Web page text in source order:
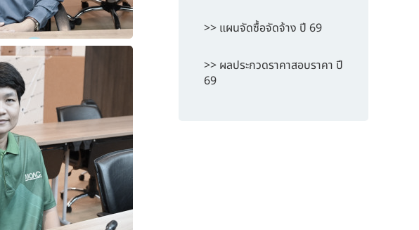
>> แผนจัดซื้อจัดจ้าง ปี 69
>> ผลประกวดราคาสอบราคา ปี
69